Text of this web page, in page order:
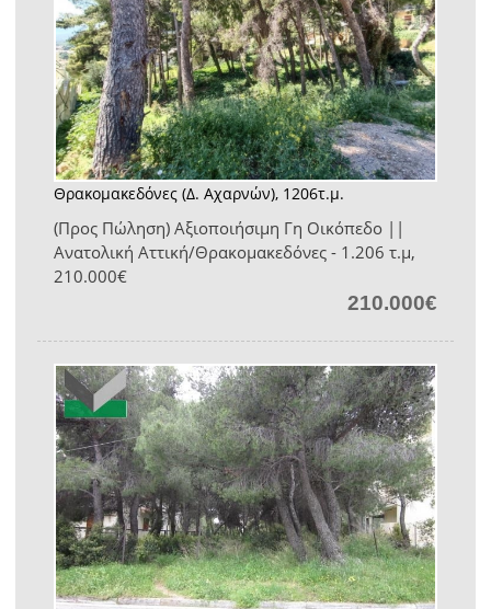
Θρακομακεδόνες (Δ. Αχαρνών), 1206τ.μ.
(Προς Πώληση) Αξιοποιήσιμη Γη Οικόπεδο ||
Ανατολική Αττική/Θρακομακεδόνες - 1.206 τ.μ,
210.000€
210.000€